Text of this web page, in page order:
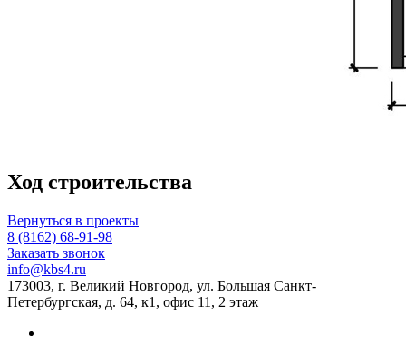
Ход строительства
Вернуться в проекты
8 (8162) 68-91-98
Заказать звонок
info@kbs4.ru
173003, г. Великий Новгород, ул. Большая Санкт-
Петербургская, д. 64, к1, офис 11, 2 этаж